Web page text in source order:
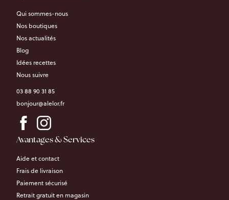
Qui sommes-nous
Nos boutiques
Nos actualités
Blog
Idées recettes
Nous suivre
03 88 90 31 85
bonjour@alelor.fr
Avantages & Services
Aide et contact
Frais de livraison
Paiement sécurisé
Retrait gratuit en magasin